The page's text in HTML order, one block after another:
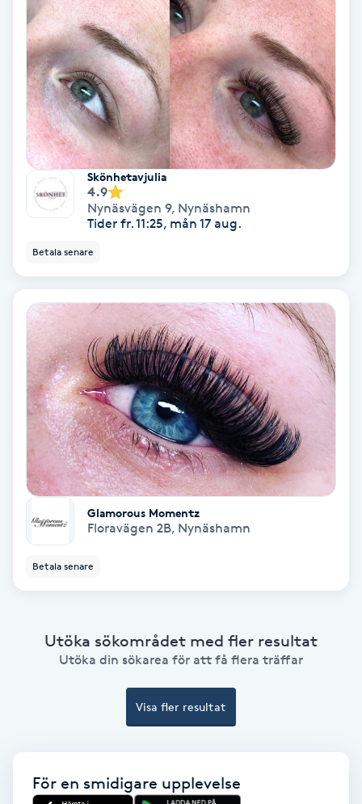
Ansiktsbehandling djuprengörande
Babylights
Balayage
Bambumassage
Barber
BIAB
Blowout
Bottenfärg
Brynformning
Brynfärgning
Brynplockning
Celluliter
Cryoterapi
Skönhetavjulia
4.9
Nynäsvägen 9, Nynäshamn
Tider fr. 11:25, mån 17 aug.
Betala senare
Glamorous Momentz
Floravägen 2B, Nynäshamn
Betala senare
Utöka sökområdet med fler resultat
Utöka din sökarea för att få flera träffar
Visa fler resultat
För en smidigare upplevelse